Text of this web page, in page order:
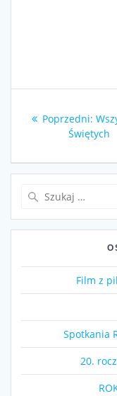
wpisu
Poprzedni:
wpis:
Świętych
Film z
Spotkania
20.